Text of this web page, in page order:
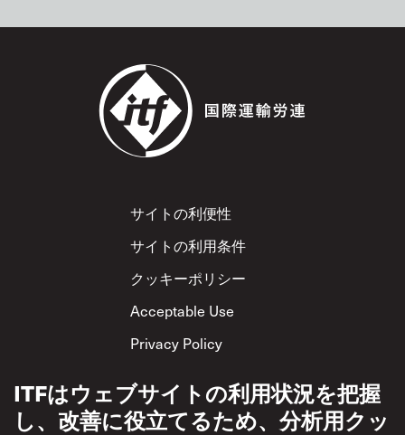
Footer
サイトの利便性
サイトの利用条件
クッキーポリシー
Acceptable Use
Privacy Policy
ITFはウェブサイトの利用状況を把握
し、改善に役立てるため、分析用クッ